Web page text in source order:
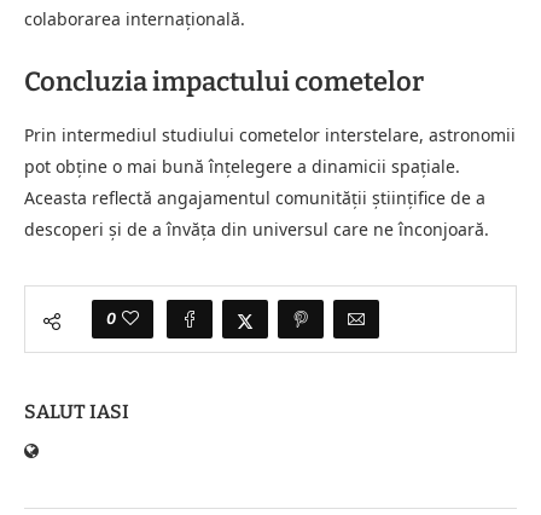
colaborarea internațională.
Concluzia impactului cometelor
Prin intermediul studiului cometelor interstelare, astronomii
pot obține o mai bună înțelegere a dinamicii spațiale.
Aceasta reflectă angajamentul comunității științifice de a
descoperi și de a învăța din universul care ne înconjoară.
0
SALUT IASI